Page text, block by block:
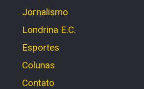
Jornalismo
Londrina E.C.
Esportes
Colunas
Contato